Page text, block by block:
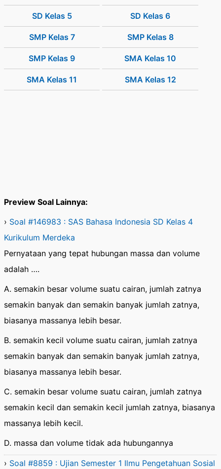
SD Kelas 5 SD Kelas 6
SMP Kelas 7 SMP Kelas 8
SMP Kelas 9 SMA Kelas 10
SMA Kelas 11 SMA Kelas 12
Preview Soal Lainnya:
› Soal #146983 : SAS Bahasa Indonesia SD Kelas 4
Kurikulum Merdeka
Pernyataan yang tepat hubungan massa dan volume
adalah ….
A. semakin besar volume suatu cairan, jumlah zatnya
semakin banyak dan semakin banyak jumlah zatnya,
biasanya massanya lebih besar.
B. semakin kecil volume suatu cairan, jumlah zatnya
semakin banyak dan semakin banyak jumlah zatnya,
biasanya massanya lebih besar.
C. semakin besar volume suatu cairan, jumlah zatnya
semakin kecil dan semakin kecil jumlah zatnya, biasanya
massanya lebih kecil.
D. massa dan volume tidak ada hubungannya
› Soal #8859 : Ujian Semester 1 Ilmu Pengetahuan Sosial